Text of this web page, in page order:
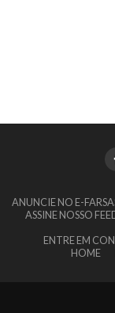
ANUNCIE NO E-
ASSINE NOSSO
ENTRE EM
HOME